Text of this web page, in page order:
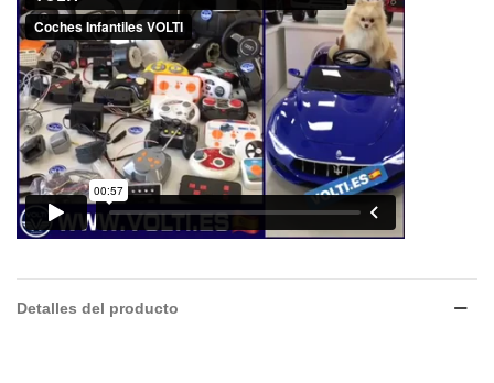
Detalles del producto